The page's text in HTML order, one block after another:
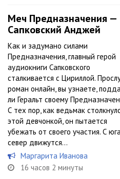
Меч Предназначения —
Сапковский Анджей
Как и задумано силами
Предназначения, главный герой
аудиокниги Сапковского
сталкивается с Цириллой.
роман онлайн, вы узнаете,
ли Геральт своему
С тех пор, как ведьмак
этой девчонкой, он пытается
убежать от своего участия. С
север движутся...
Маргарита Иванова
16 часов 2 минуты